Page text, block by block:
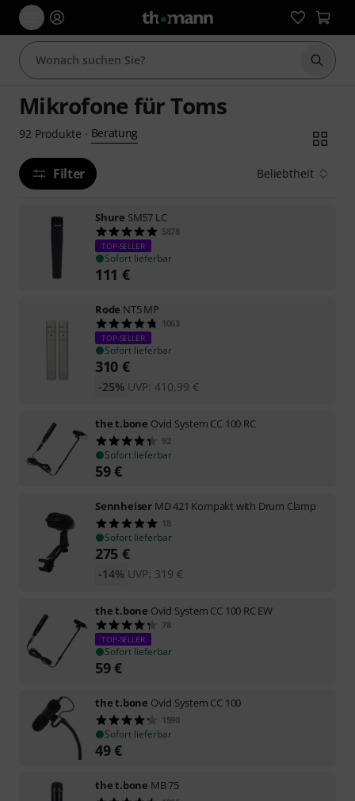
Suche
Mikrofone für Toms
92 Produkte · Beratung
Filter Beliebtheit
Shure SM57 LC
5878
TOP-SELLER
Sofort lieferbar
111 €
Rode NT5 MP
1063
TOP-SELLER
Sofort lieferbar
310 €
UVP: 410,99 €
-25%
the t.bone Ovid System CC 100 RC
92
Sofort lieferbar
59€
Sennheiser MD 421 Kompakt with Drum Clamp
18
Sofort lieferbar
275 €
UVP: 319 €
-14%
the t.bone Ovid System CC 100 RC EW
78
TOP-SELLER
Sofort lieferbar
59€
the t.bone Ovid System CC 100
1590
Sofort lieferbar
49€
the t.bone MB 75